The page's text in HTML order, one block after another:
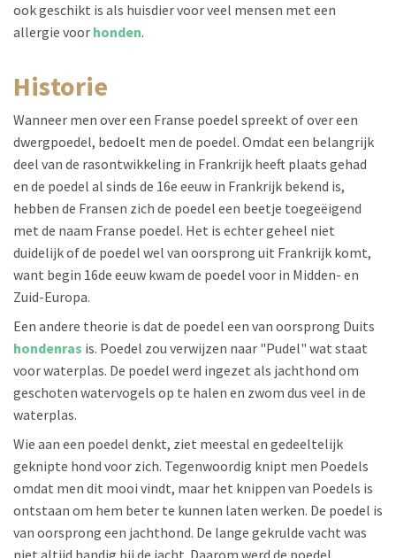
ook geschikt is als huisdier voor veel mensen met een
allergie voor honden.
historie
Wanneer men over een Franse poedel spreekt of over een
dwergpoedel, bedoelt men de poedel. Omdat een belangrijk
deel van de rasontwikkeling in Frankrijk heeft plaats gehad
en de poedel al sinds de 16e eeuw in Frankrijk bekend is,
hebben de Fransen zich de poedel een beetje toegeëigend
met de naam Franse poedel. Het is echter geheel niet
duidelijk of de poedel wel van oorsprong uit Frankrijk komt,
want begin 16de eeuw kwam de poedel voor in Midden- en
Zuid-Europa.
Een andere theorie is dat de poedel een van oorsprong Duits
hondenras is. Poedel zou verwijzen naar "Pudel" wat staat
voor waterplas. De poedel werd ingezet als jachthond om
geschoten watervogels op te halen en zwom dus veel in de
waterplas.
Wie aan een poedel denkt, ziet meestal en gedeeltelijk
geknipte hond voor zich. Tegenwoordig knipt men Poedels
omdat men dit mooi vindt, maar het knippen van Poedels is
ontstaan om hem beter te kunnen laten werken. De poedel is
van oorsprong een jachthond. De lange gekrulde vacht was
niet altijd handig bij de jacht. Daarom werd de poedel